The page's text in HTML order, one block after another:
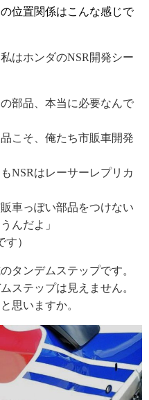
位置関係はこんな感じで
はホンダのNSR開発シー
部品、本当に必要なんで
こそ、俺たち市販車開発
NSRはレーサーレプリカ
車っぽい部品をつけない
んだよ」
）
タンデムステップです。
ステップは見えません。
思いますか。